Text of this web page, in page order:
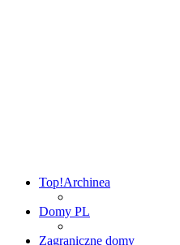
Top!Archinea
Domy PL
Zagraniczne domy